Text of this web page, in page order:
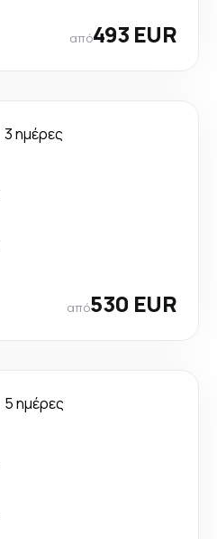
από493 EUR
3 ημέρες
από530 EUR
5 ημέρες